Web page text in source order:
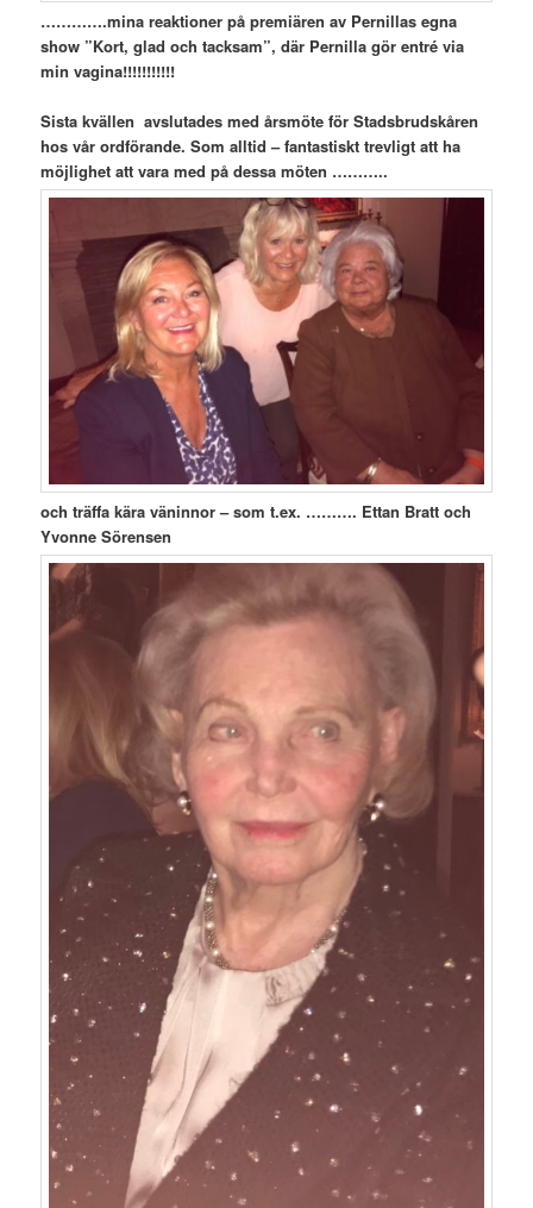
………….mina reaktioner påpremiären av Pernillas egna
show ”Kort, glad och tacksam”, där Pernilla gör entré via
min vagina!!!!!!!!!!!
Sista kvällen avslutades med årsmöte för Stadsbrudskåren
hos vår ordförande. Som alltid – fantastiskt trevligt att ha
möjlighet att vara med på dessa möten ………..
och träffa kära väninnor – som t.ex. ………. Ettan Bratt och
Yvonne Sörensen